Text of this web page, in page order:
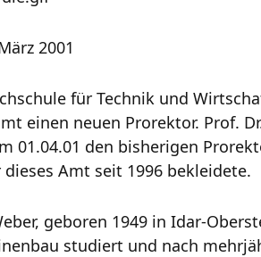
2001
für Technik und
einen neuen Prorektor. Prof.
01.04.01 den bisherigen
dieses Amt seit 1996 bekleidete.
geboren 1949 in Idar-
studiert und nach